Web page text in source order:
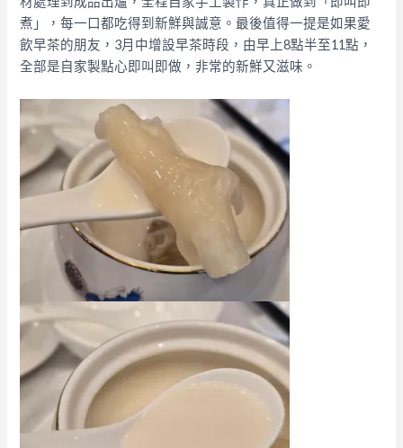
煮」，每一口都吃得到新鮮與誠意。​最後值得一提是如果愛
飲早茶的朋友，3月中增設早茶時段，由早上8點半至11點，
全部是自家製點心即叫即做，非常的新鮮又滋味。